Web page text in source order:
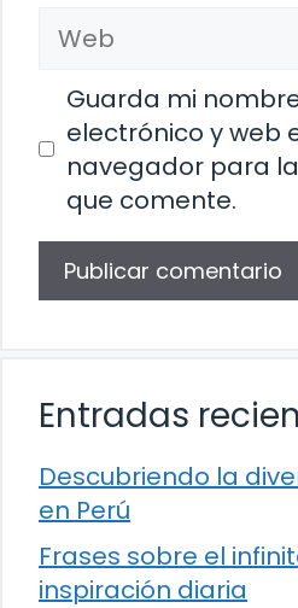
Web
Guarda mi
electrónico y web
navegador para
que comente.
Entradas
Descubriendo la
en Perú
Frases sobre el
inspiración diaria